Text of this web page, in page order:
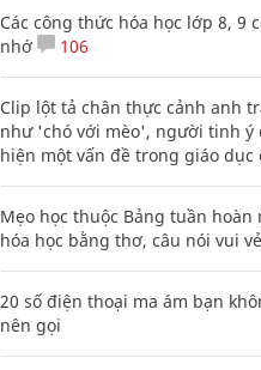
Các công thức hóa học lớp 8, 9
nhớ
106
Clip lột tả chân thực cảnh anh
như 'chó với mèo', người tinh ý
hiện một vấn đề trong giáo dục
Mẹo học thuộc Bảng tuần hoàn
hóa học bằng thơ, câu nói vui vẻ
20 số điện thoại ma ám bạn
nên gọi